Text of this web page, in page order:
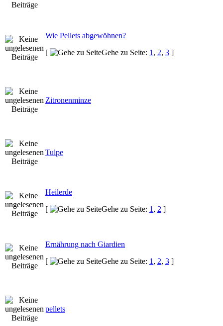
Wie Pellets abgewöhnen?
[
Gehe zu Seite: 1 , 2, 3 ]
Zitronenminze
Tulpe
Heilerde
[
Gehe zu Seite: 1 , 2 ]
Ernährung nach Giardien
[
Gehe zu Seite: 1 , 2, 3 ]
pellets